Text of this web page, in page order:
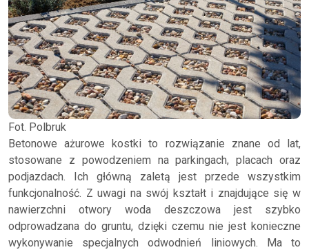
Fot. Polbruk
Betonowe ażurowe kostki to rozwiązanie znane od lat,
stosowane z powodzeniem na parkingach, placach oraz
podjazdach. Ich główną zaletą jest przede wszystkim
funkcjonalność. Z uwagi na swój kształt i znajdujące się w
nawierzchni otwory woda deszczowa jest szybko
odprowadzana do gruntu, dzięki czemu nie jest konieczne
wykonywanie specjalnych odwodnień liniowych. Ma to